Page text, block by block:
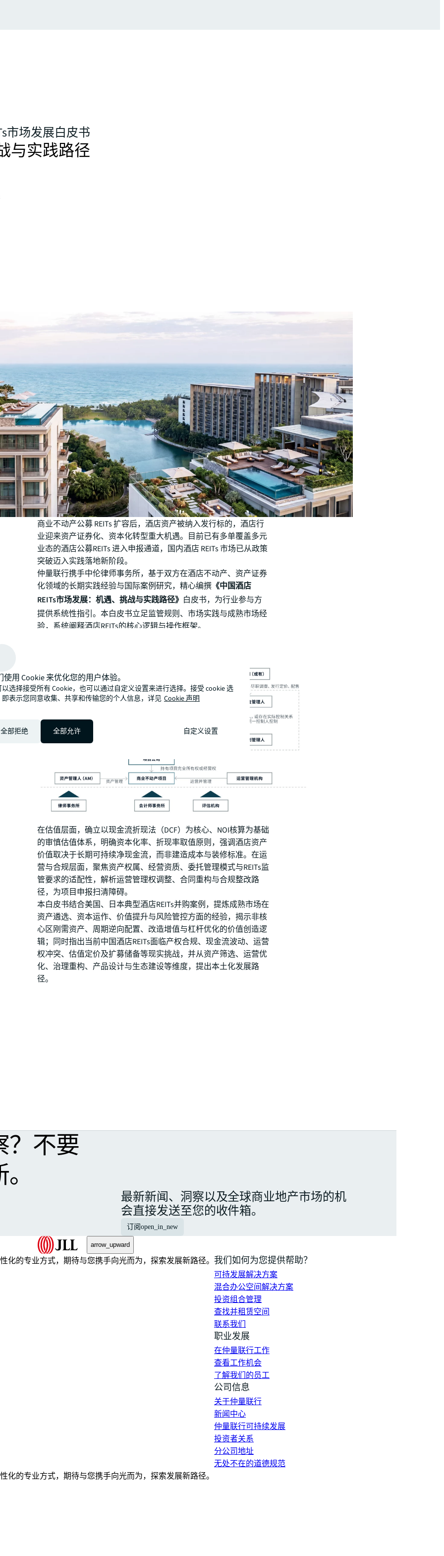
市场发展白皮书
与实践路径
商业不动产公募 REITs 扩容后，酒店资产被纳入发行标的，酒店行
业迎来资产证券化、资本化转型重大机遇。目前已有多单覆盖多元
业态的酒店公募REITs 进入申报通道，国内酒店 REITs 市场已从政策
突破迈入实践落地新阶段。
仲量联行携手中伦律师事务所，基于双方在酒店不动产、资产证券
化领域的长期实践经验与国际案例研究，精心编撰 《中国酒店
REITs市场发展：机遇、挑战与实践路径》 白皮书，为行业参与方
提供系统性指引。本白皮书立足监管规则、市场实践与成熟市场经
验，系统阐释酒店REITs的核心逻辑与操作框架。
在估值层面，确立以现金流折现法（DCF）为核心、NOI核算为基础
的审慎估值体系，明确资本化率、折现率取值原则，强调酒店资产
价值取决于长期可持续净现金流，而非建造成本与装修标准。在运
营与合规层面，聚焦资产权属、经营资质、委托管理模式与REITs监
管要求的适配性，解析运营管理权调整、合同重构与合规整改路
径，为项目申报扫清障碍。
本白皮书结合美国、日本典型酒店REITs并购案例，提炼成熟市场在
资产遴选、资本运作、价值提升与风险管控方面的经验，揭示非核
心区刚需资产、周期逆向配置、改造增值与杠杆优化的价值创造逻
辑；同时指出当前中国酒店REITs面临产权合规、现金流波动、运营
权冲突、估值定价及扩募储备等现实挑战，并从资产筛选、运营优
化、治理重构、产品设计与生态建设等维度，提出本土化发展路
径。
？不要
最新新闻、洞察以及全球商业地产市场的机
会直接发送至您的收件箱。
订阅open_in_new
arrow_upward
的专业方式，期待与您携手向光而为，探索发展新路径。 我们如何为您提供帮助？
可持发展解决方案
混合办公空间解决方案
投资组合管理
查找并租赁空间
联系我们
职业发展
在仲量联行工作
查看工作机会
了解我们的员工
公司信息
关于仲量联行
新闻中心
仲量联行可持续发展
投资者关系
分公司地址
无处不在的道德规范
的专业方式，期待与您携手向光而为，探索发展新路径。
使用 Cookie 来优化您的用户体验。
选择接受所有 Cookie，也可以通过自定义设置来进行选择。接受 cookie 选
即表示您同意收集、共享和传输您的个人信息，详见 Cookie 声明
全部拒绝 全部允许 自定义设置